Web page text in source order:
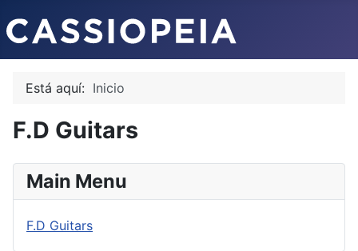
Está aquí: Inicio
F.D Guitars
Main Menu
F.D Guitars